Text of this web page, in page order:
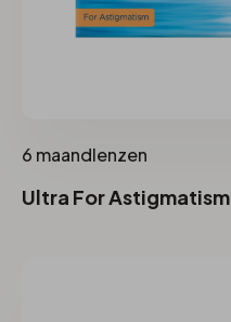
6 maandlenzen
Ultra For Astigmatism